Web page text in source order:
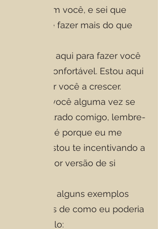
acredito em você, e sei que
você pode fazer mais do que
Não estou aqui para fazer você
se sentir confortável. Estou aqui
para ajudar você a crescer.
Então, se você alguma vez se
sentir frustrado comigo, lembre-
se de que é porque eu me
importo. Estou te incentivando a
ser a melhor versão de si
Aqui estão alguns exemplos
específicos de como eu poderia
pressioná-lo: